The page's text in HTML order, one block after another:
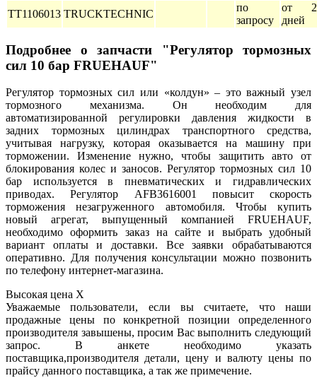
TT1106013 TRUCKTECHNIC
по
запросу
от
дней
Подробнее о запчасти "Регулятор тормозных
сил 10 бар FRUEHAUF"
Регулятор тормозных сил или «колдун» – это важный узел
тормозного механизма. Он необходим для
автоматизированной регулировки давления жидкости в
задних тормозных цилиндрах транспортного средства,
учитывая нагрузку, которая оказывается на машину при
торможении. Изменение нужно, чтобы защитить авто от
блокирования колес и заносов. Регулятор тормозных сил 10
бар используется в пневматических и гидравлических
приводах. Регулятор AFB3616001 повысит скорость
торможения незагруженного автомобиля. Чтобы купить
новый агрегат, выпущенный компанией FRUEHAUF,
необходимо оформить заказ на сайте и выбрать удобный
вариант оплаты и доставки. Все заявки обрабатываются
оперативно. Для получения консультации можно позвонить
по телефону интернет-магазина.
Высокая цена X
Уважаемые пользователи, если вы считаете, что наши
продажные цены по конкретной позиции определенного
производителя завышены, просим Вас выполнить следующий
запрос. В анкете необходимо указать
поставщика,производителя детали, цену и валюту цены по
прайсу данного поставщика, а так же примечение.